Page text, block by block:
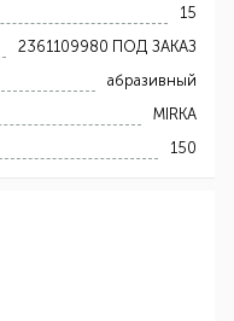
15
2361109980 ПОД ЗАКАЗ
абразивный
MIRKA
150